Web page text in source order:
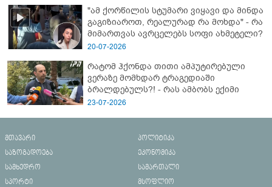
"ამ ქორწილის სტუმარი ვიყავი და მინდა
გაგიზიაროთ, რეალურად რა მოხდა" - რა
მიმართვას ავრცელებს სოფი ახმეტელი?
20-07-2026
რატომ ჰქონდა თითი ამპუტირებული
ვერაზე მომხდარ ტრაგედიაში
ბრალდებულს?! - რას ამბობს ექიმი
23-07-2026
მთავარი
პოლიტიკა
საზოგადოება
ეკონომიკა
სამხედრო
სამართალი
სპორტი
მსოფლიო